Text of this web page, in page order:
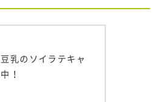
乳のソイラテキャ
！